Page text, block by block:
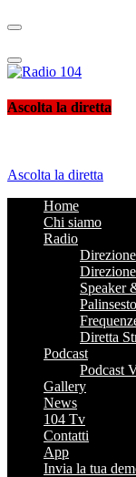
Radio 104
Like It !
Ascolta la diretta
Ascolta la diretta
Home
Chi siamo
Radio
Direzione
Speaker
Palinsesto
Diretta
Podcast
Podcast
Gallery
News
104 Tv
Contatti
App
Invia la tua